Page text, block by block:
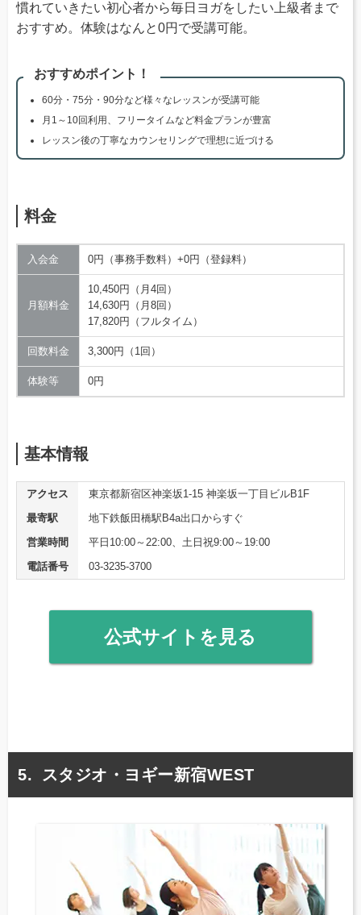
慣れていきたい初心者から毎日ヨガをしたい上級者まで
おすすめ。体験はなんと0円で受講可能。
おすすめポイント！
60分・75分・90分など様々なレッスンが受講可能
月1～10回利用、フリータイムなど料金プランが豊富
レッスン後の丁寧なカウンセリングで理想に近づける
料金
入会金 0円（事務手数料）+0円（登録料）
月額料金
10,450円（月4回）
14,630円（月8回）
17,820円（フルタイム）
回数料金 3,300円（1回）
体験等 0円
基本情報
アクセス
東京都新宿区神楽坂1-15 神楽坂一丁目ビルB1F
最寄駅
地下鉄飯田橋駅B4a出口からすぐ
営業時間
平日10:00～22:00、土日祝9:00～19:00
電話番号
03-3235-3700
公式サイトを見る
スタジオ・ヨギー新宿WEST